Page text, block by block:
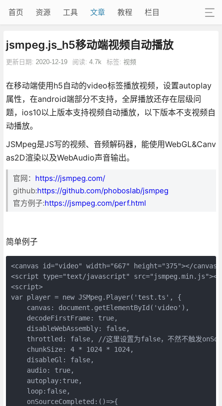
首页 资源 工具 文章 教程 栏目
jsmpeg.js_h5移动端视频自动播放
更新日期: 2020-12-19 阅读: 4.7k 标签: 视频
在移动端使用h5自动的video标签播放视频，设置autoplay
属性，在android端部分不支持，全屏播放还存在层级问
题，ios10以上版本支持视频自动播放，以下版本不支视频自
动播放。
JSMpeg是JS写的视频、音频解码器，能使用WebGL&Canv
as2D渲染以及WebAudio声音输出。
官网： https://jsmpeg.com/
github:https://github.com/phoboslab/jsmpeg
官方例子:https://jsmpeg.com/perf.html
简单例子
<canvas id="video" width="667" height="375"></canvas>
<script type="text/javascript"
<script>
var player = new JSMpeg.Player('test.ts', {
    canvas: document.getElementById('video'),
    decodeFirstFrame: true,
    disableWebAssembly: false,
throttled: false, //这里设置为false，不然不触发
    chunkSize: 4 * 1024 * 1024,
    disableGl: false,
    audio: true,
    autoplay:true,
    loop:false,
    onSourceCompleted:()=>{